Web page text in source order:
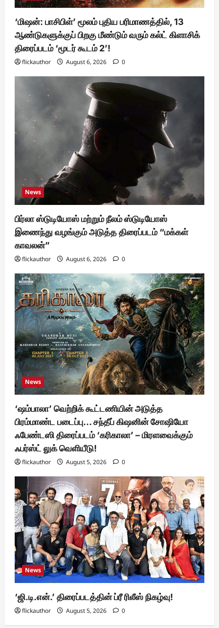
‘மிஷன்: பாசிபிள்’ மூலம் புதிய பரிமாணத்தில், 13
ஆண்டுகளுக்குப் பிறகு மீண்டும் வரும் கல்ட் கிளாசிக்
திரைப்படம் ‘மூடர் கூடம் 2’!
flickauthor August 6, 2026 0
News
பிர்லா ஸ்டுடியோஸ் மற்றும் நீலம் ஸ்டுடியோஸ்
இணைந்து வழங்கும் அடுத்த திரைப்படம் “மக்கள்
காவலன்”
flickauthor August 6, 2026 0
News
‘ஷம்பாலா’ வெற்றிக் கூட்டணியின் அடுத்த
பிரம்மாண்ட படைப்பு… சந்தீப் கிஷனின் சோஷியோ
ஃபேண்டஸி திரைப்படம் ‘கரிகாலா’ – மிரளவைக்கும்
ஃபர்ஸ்ட் லுக் வெளியீடு!
flickauthor August 5, 2026 0
News
‘ஜி.டி.என்.’ திரைப்படத்தின் ப்ரீ ரிலீஸ் நிகழ்வு!
flickauthor August 5, 2026 0